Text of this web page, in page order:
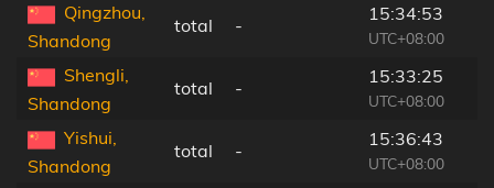
Qingzhou,
Shandong
total -
15:34:53
UTC+08:00
Shengli,
Shandong
total -
15:33:25
UTC+08:00
Yishui,
Shandong
total -
15:36:43
UTC+08:00